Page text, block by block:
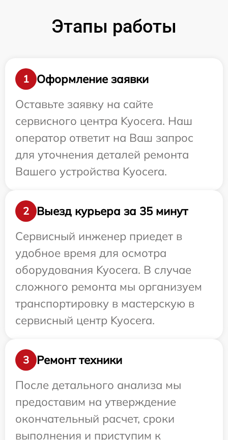
Этапы работы
1
Оформление заявки
Оставьте заявку на сайте
сервисного центра Kyocera. Наш
оператор ответит на Ваш запрос
для уточнения деталей ремонта
Вашего устройства Kyocera.
2
Выезд курьера за 35 минут
Сервисный инженер приедет в
удобное время для осмотра
оборудования Kyocera. В случае
сложного ремонта мы организуем
транспортировку в мастерскую в
сервисный центр Kyocera.
3
Ремонт техники
После детального анализа мы
предоставим на утверждение
окончательный расчет, сроки
выполнения и приступим к